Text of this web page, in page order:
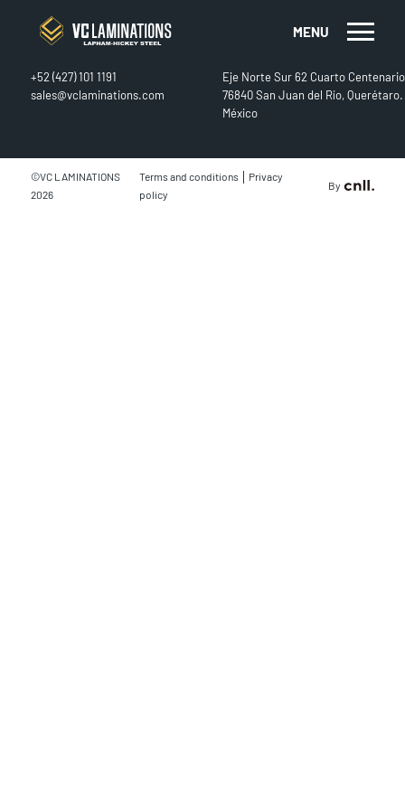
MENU
CONTACT
+52 (427) 101 1191
sales@vclaminations.com
Eje Norte Sur 62 Cuarto Centenario
76840 San Juan del Río, Querétaro.
México
©VC LAMINATIONS
2026
Terms and conditions | Privacy
policy
By